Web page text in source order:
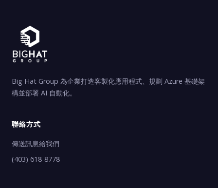
Big Hat Group 為企業打造客製化應用程式、規劃 Azure 基礎架
構並部署 AI 自動化。
聯絡方式
傳送訊息給我們
(403) 618-8778